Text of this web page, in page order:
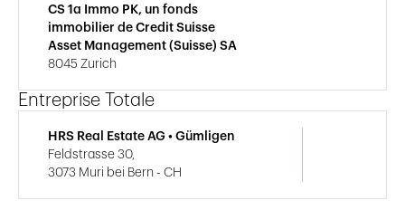
CS 1a Immo PK, un fonds
immobilier de Credit Suisse
Asset Management (Suisse) SA
8045 Zurich
Entreprise Totale
HRS Real Estate AG • Gümligen
Feldstrasse 30,
3073 Muri bei Bern - CH